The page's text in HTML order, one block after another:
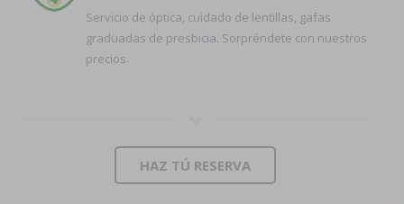
Servicio de óptica, cuidado de lentillas, gafas
graduadas de presbicia. Sorpréndete con nuestros
precios.
HAZ TÚ RESERVA